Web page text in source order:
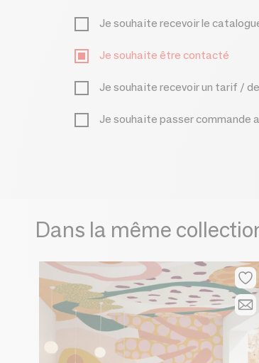
Je souhaite recevoir le
Je souhaite être contacté
Je souhaite recevoir un tarif /
Je souhaite passer commande
Dans la même